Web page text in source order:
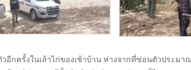
อีกครั้งในเล้าไก่ของเช้าบ้าน ห่างจากที่ซ่อนตัวประม